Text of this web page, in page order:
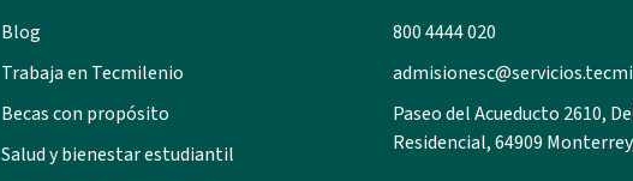
Blog
Trabaja en Tecmilenio
Becas con propósito
Salud y bienestar estudiantil
800 4444 020
Paseo del Acueducto 2610,
Residencial, 64909